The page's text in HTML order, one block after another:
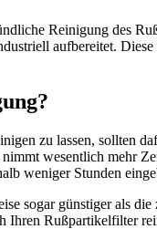
Reinigung des
aufbereitet.
zu lassen, sollten
wesentlich mehr
weniger Stunden
sogar günstiger als
Ihren Rußpartikelfilter